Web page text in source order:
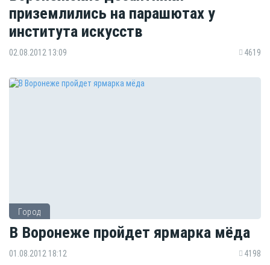
приземлились на парашютах у
института искусств
02.08.2012 13:09 4619
Город
В Воронеже пройдет ярмарка мёда
01.08.2012 18:12 4198